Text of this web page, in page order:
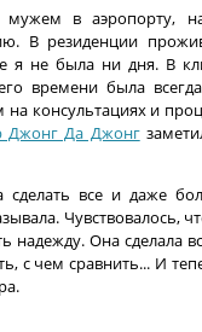
мужем в аэропорту,
В резиденции
не была ни дня. В
времени была
консультациях и
Джонг Да Джонг
все и даже
Чувствовалось,
надежду. Она сделала
с чем сравнить... И